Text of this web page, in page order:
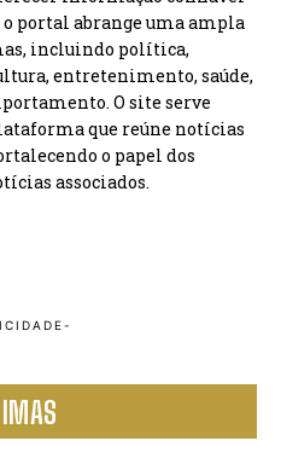
portal abrange uma ampla
incluindo política,
entretenimento, saúde,
O site serve
que reúne notícias
o papel dos
associados.